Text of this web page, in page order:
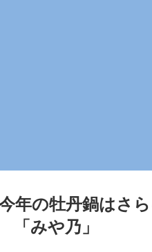
年の牡丹鍋はさ
みや乃」